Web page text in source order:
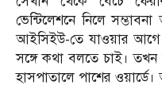
ভেন্টিলেশনে নিলে
আইসিইউ-তে যাওয়ার আগে
সঙ্গে কথা বলতে চাই।
হাসপাতালে পাশের